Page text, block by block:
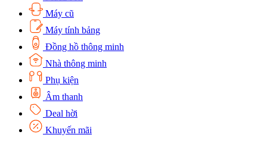
Máy cũ
Máy tính bảng
Đồng hồ thông minh
Nhà thông minh
Phụ kiện
Âm thanh
Deal hời
Khuyến mãi